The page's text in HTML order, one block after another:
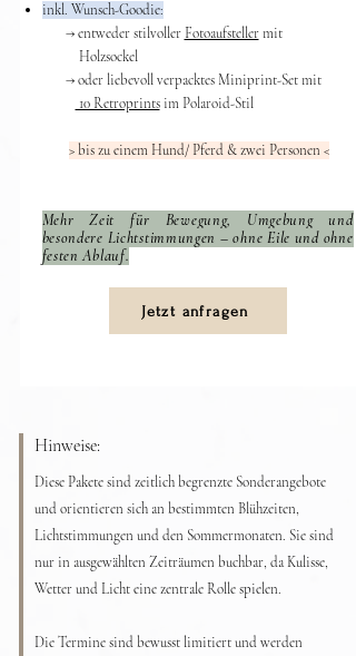
inkl. Wunsch-Goodie:
​ → entweder stilvoller Fotoaufstellermit
Holzsockel
→ oder liebevoll verpacktes Miniprint-Set mit
10 Retroprintsim Polaroid-Stil
> bis zu einem Hund/ Pferd & zwei Personen <​​
Mehr Zeit für Bewegung, Umgebung und
besondere Lichtstimmungen – ohne Eile und ohne
festen Ablauf.
Jetzt anfragen
Hinweise:
Diese Pakete sind zeitlich begrenzte Sonderangebote
und orientieren sich an bestimmten Blühzeiten,
Lichtstimmungen und den Sommermonaten. Sie sind
nur in ausgewählten Zeiträumen buchbar, da Kulisse,
Wetter und Licht eine zentrale Rolle spielen.
Die Termine sind bewusst limitiert und werden